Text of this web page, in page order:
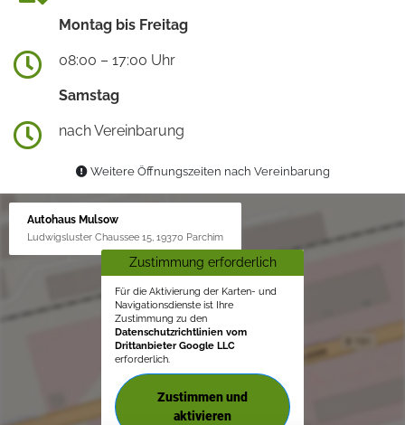
Montag bis Freitag
08:00 – 17:00 Uhr
Samstag
nach Vereinbarung
Weitere Öffnungszeiten nach Vereinbarung
Autohaus Mulsow
Ludwigsluster Chaussee 15, 19370 Parchim
Zustimmung erforderlich
Für die Aktivierung der Karten- und
Navigationsdienste ist Ihre
Zustimmung zu den
Datenschutzrichtlinien vom
Drittanbieter Google LLC
erforderlich.
Zustimmen und
aktivieren